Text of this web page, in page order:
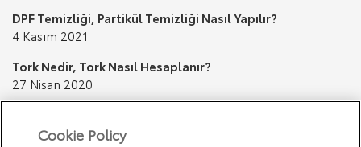
DPF Temizliği, Partikül Temizliği Nasıl Yapılır?
4 Kasım 2021
Tork Nedir, Tork Nasıl Hesaplanır?
27 Nisan 2020
20 Ocak 2020
Cookie Policy